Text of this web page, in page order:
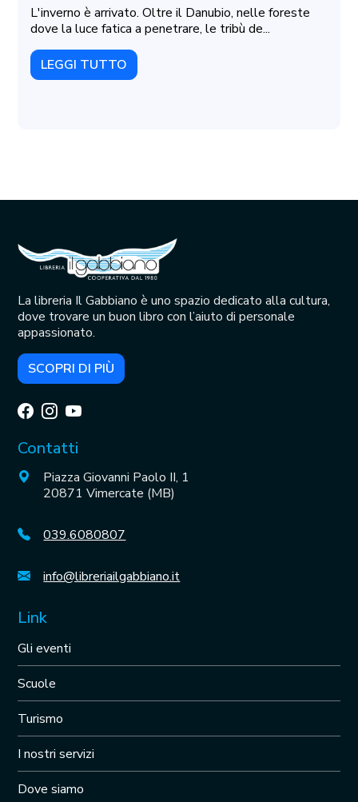
L'inverno è arrivato. Oltre il Danubio, nelle foreste
dove la luce fatica a penetrare, le tribù de...
LEGGI TUTTO
La libreria Il Gabbiano è uno spazio dedicato alla cultura,
dove trovare un buon libro con l’aiuto di personale
appassionato.
SCOPRI DI PIÙ
Contatti
Piazza Giovanni Paolo II, 1
20871 Vimercate (MB)
039.6080807
info@libreriailgabbiano.it
Link
Gli eventi
Scuole
Turismo
I nostri servizi
Dove siamo